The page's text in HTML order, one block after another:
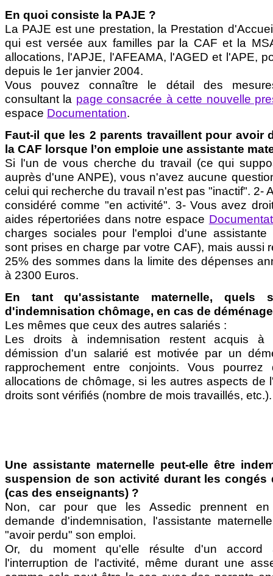
En quoi consiste la PAJE ?
La PAJE est une prestation, la Prestation
qui est versée aux familles par la CAF et la
allocations, l'APJE, l'AFEAMA, l'AGED et l'APE,
depuis le 1er janvier 2004.
Vous pouvez connaître le détail des
consultant la page consacrée à cette nouvelle
espace Documentation.
Faut-il que les 2 parents travaillent pour avoir
la CAF lorsque l’on emploie une assistante
Si l'un de vous cherche du travail (ce qui
auprès d'une ANPE), vous n'avez aucune
celui qui recherche du travail n'est pas "inactif". 2-
considéré comme "en activité". 3- Vous avez
aides répertoriées dans notre espace
charges sociales pour l'emploi d'une assistante
sont prises en charge par votre CAF), mais aussi
25% des sommes dans la limite des dépenses
à 2300 Euros.
En tant qu'assistante maternelle, quels
d'indemnisation chômage, en cas de
Les mêmes que ceux des autres salariés :
Les droits à indemnisation restent acquis à
démission d'un salarié est motivée par un
rapprochement entre conjoints. Vous
allocations de chômage, si les autres aspects de
droits sont vérifiés (nombre de mois travaillés, etc.).
Une assistante maternelle peut-elle être
suspension de son activité durant les congés
(cas des enseignants) ?
Non, car pour que les Assedic prennent en
demande d'indemnisation, l'assistante
"avoir perdu" son emploi.
Or, du moment qu'elle résulte d'un accord
l'interruption de l'activité, même durant une